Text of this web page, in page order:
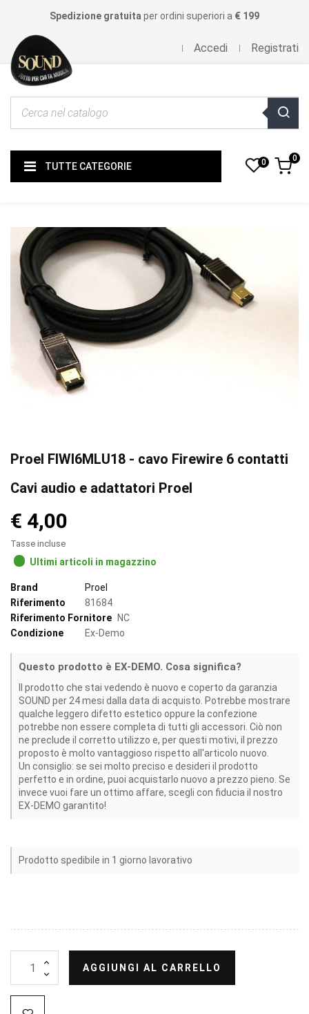
Spedizione gratuita per ordini superiori a € 199
Accedi Registrati
TUTTE CATEGORIE 0 0
Proel FIWI6MLU18 - cavo Firewire 6 contatti
Cavi audio e adattatori Proel
€ 4,00
Tasse incluse
Ultimi articoli in magazzino
Brand
Proel
Riferimento
81684
Riferimento Fornitore
NC
Condizione
Ex-Demo
Questo prodotto è EX-DEMO. Cosa significa?
Il prodotto che stai vedendo è nuovo e coperto da garanzia
SOUND per 24 mesi dalla data di acquisto. Potrebbe mostrare
qualche leggero difetto estetico oppure la confezione
potrebbe non essere completa di tutti gli accessori. Ciò non
ne preclude il corretto utilizzo e, per questi motivi, il prezzo
proposto è molto vantaggioso rispetto all'articolo nuovo.
Un consiglio: se sei molto preciso e desideri il prodotto
perfetto e in ordine, puoi acquistarlo nuovo a prezzo pieno. Se
invece vuoi fare un ottimo affare, scegli con fiducia il nostro
EX-DEMO garantito!
Prodotto spedibile in 1 giorno lavorativo
AGGIUNGI AL CARRELLO